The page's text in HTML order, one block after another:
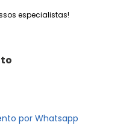
especialistas!
por Whatsapp